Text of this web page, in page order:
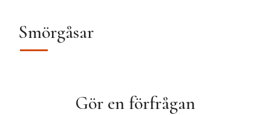
Smörgåsar
Gör en förfrågan